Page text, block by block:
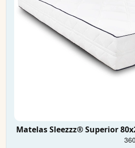
Matelas Sleezzz® Superior